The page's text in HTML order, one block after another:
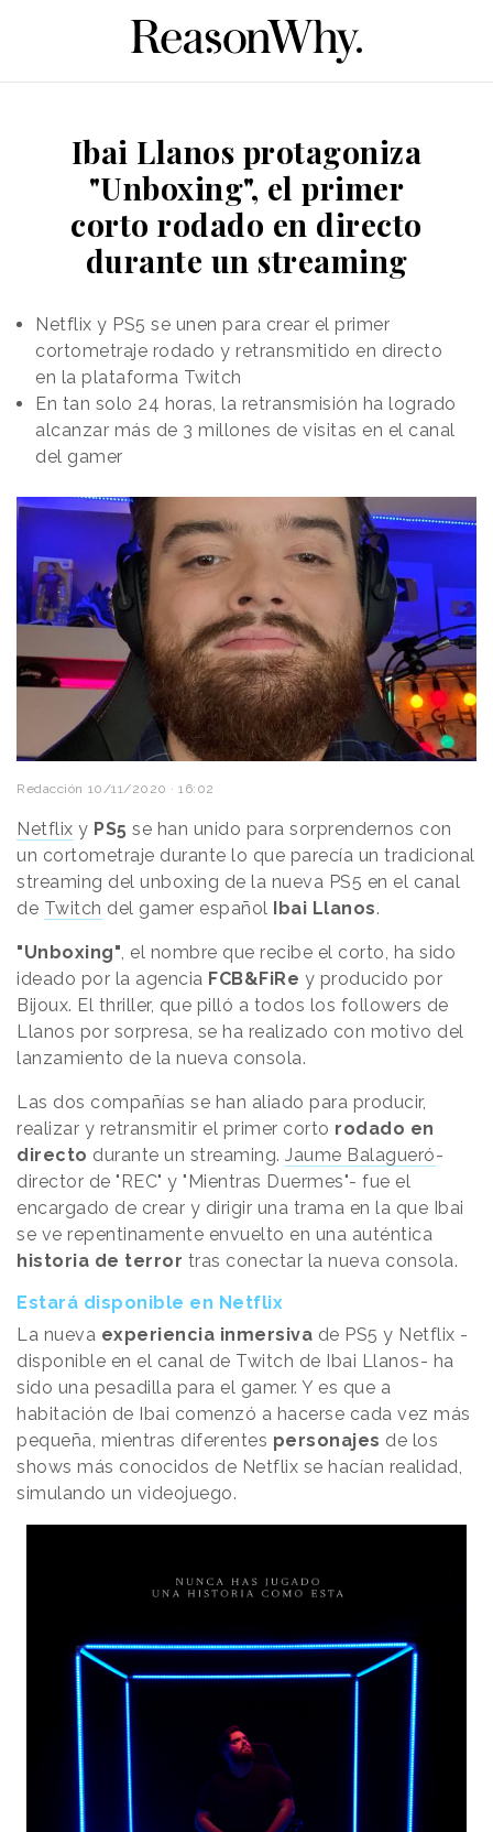
Ibai Llanos protagoniza
"Unboxing", el primer
corto rodado en directo
durante un streaming
Netflix y PS5 se unen para crear el primer
cortometraje rodado y retransmitido en directo
en la plataforma Twitch
En tan solo 24 horas, la retransmisión ha logrado
alcanzar más de 3 millones de visitas en el canal
del gamer
Redacción 10/11/2020 · 16:02
Netflix y PS5 se han unido para sorprendernos con
un cortometraje durante lo que parecía un tradicional
streaming del unboxing de la nueva PS5 en el canal
de Twitch del gamer español Ibai Llanos.
"Unboxing", el nombre que recibe el corto, ha sido
ideado por la agencia FCB&FiRe y producido por
Bijoux. El thriller, que pilló a todos los followers de
Llanos por sorpresa, se ha realizado con motivo del
lanzamiento de la nueva consola.
Las dos compañías se han aliado para producir,
realizar y retransmitir el primer corto rodado en
directo durante un streaming. Jaume Balagueró-
director de "REC" y "Mientras Duermes"- fue el
encargado de crear y dirigir una trama en la que Ibai
se ve repentinamente envuelto en una auténtica
historia de terror tras conectar la nueva consola.
Estará disponible en Netflix
La nueva experiencia inmersiva de PS5 y Netflix -
disponible en el canal de Twitch de Ibai Llanos- ha
sido una pesadilla para el gamer. Y es que a
habitación de Ibai comenzó a hacerse cada vez más
pequeña, mientras diferentes personajes de los
shows más conocidos de Netflix se hacían realidad,
simulando un videojuego.